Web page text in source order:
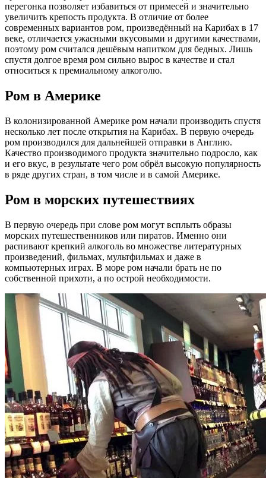
перегонка позволяет избавиться от примесей и значительно
увеличить крепость продукта. В отличие от более
современных вариантов ром, произведённый на Карибах в 17
веке, отличается ужасными вкусовыми и другими качествами,
поэтому ром считался дешёвым напитком для бедных. Лишь
спустя долгое время ром сильно вырос в качестве и стал
относиться к премиальному алкоголю.
Ром в Америке
В колонизированной Америке ром начали производить спустя
несколько лет после открытия на Карибах. В первую очередь
ром производился для дальнейшей отправки в Англию.
Качество производимого продукта значительно подросло, как
и его вкус, в результате чего ром обрёл высокую популярность
в ряде других стран, в том числе и в самой Америке.
Ром в морских путешествиях
В первую очередь при слове ром могут всплыть образы
морских путешественников или пиратов. Именно они
распивают крепкий алкоголь во множестве литературных
произведений, фильмах, мультфильмах и даже в
компьютерных играх. В море ром начали брать не по
собственной прихоти, а по острой необходимости.